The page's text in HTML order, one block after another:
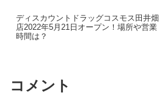
ディスカウントドラッグコスモス田井畑
店2022年5月21日オープン！場所や営業
時間は？
コメント